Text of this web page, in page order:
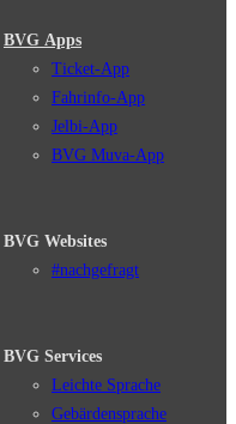
BVG Apps
Ticket-App
Fahrinfo-App
Jelbi-App
BVG Muva-App
BVG Websites
#nachgefragt
BVG Services
Leichte Sprache
Gebärdensprache